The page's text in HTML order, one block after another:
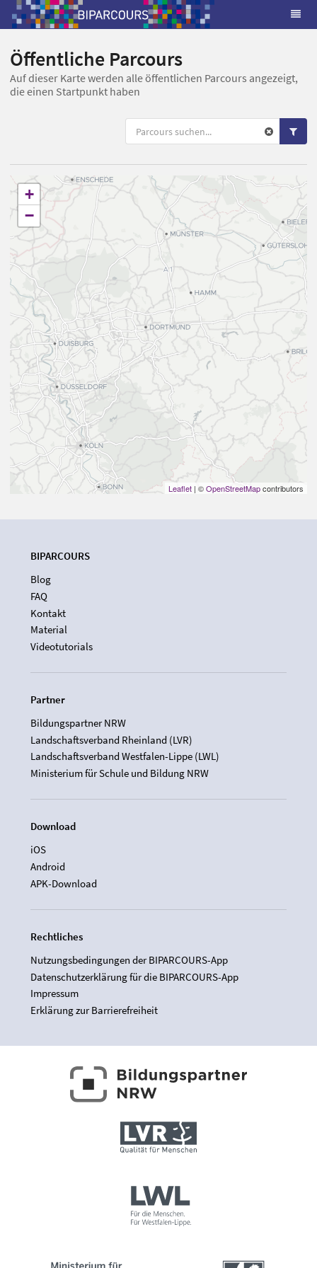
Öffentliche Parcours
Auf dieser Karte werden alle öffentlichen Parcours angezeigt,
die einen Startpunkt haben
+
−
Leaflet | ©OpenStreetMapcontributors
BIPARCOURS
Blog
FAQ
Kontakt
Material
Videotutorials
Partner
Bildungspartner NRW
Landschaftsverband Rheinland (LVR)
Landschaftsverband Westfalen-Lippe (LWL)
Ministerium für Schule und Bildung NRW
Download
iOS
Android
APK-Download
Rechtliches
Nutzungsbedingungen der BIPARCOURS-App
Datenschutzerklärung für die BIPARCOURS-App
Impressum
Erklärung zur Barrierefreiheit